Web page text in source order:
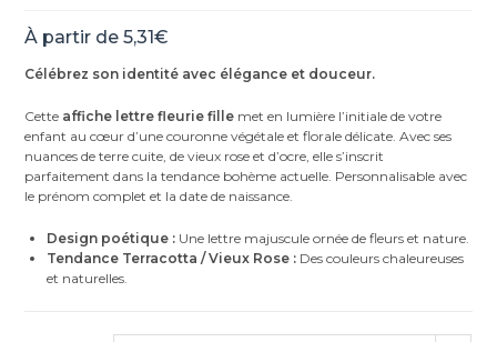
À partir de5,31€
Célébrez son identité avec élégance et douceur.
Cette affiche lettre fleurie fille met en lumière l’initiale de votre
enfant au cœur d’une couronne végétale et florale délicate. Avec ses
nuances de terre cuite, de vieux rose et d’ocre, elle s’inscrit
parfaitement dans la tendance bohème actuelle. Personnalisable avec
le prénom complet et la date de naissance.
Design poétique : Une lettre majuscule ornée de fleurs et nature.
Tendance Terracotta / Vieux Rose : Des couleurs chaleureuses
et naturelles.